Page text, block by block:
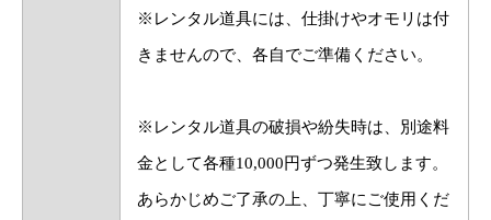
※レンタル道具には、仕掛けやオモリは付
きませんので、各自でご準備ください。
※レンタル道具の破損や紛失時は、別途料
金として各種10,000円ずつ発生致します。
あらかじめご了承の上、丁寧にご使用くだ